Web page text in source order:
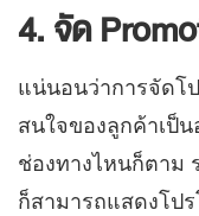
4. จัด
แน่นอนว่าการจัดโ
สนใจของลูกค้าเป็น
ช่องทางไหนก็ตาม
ก็สามารถแสดงโป